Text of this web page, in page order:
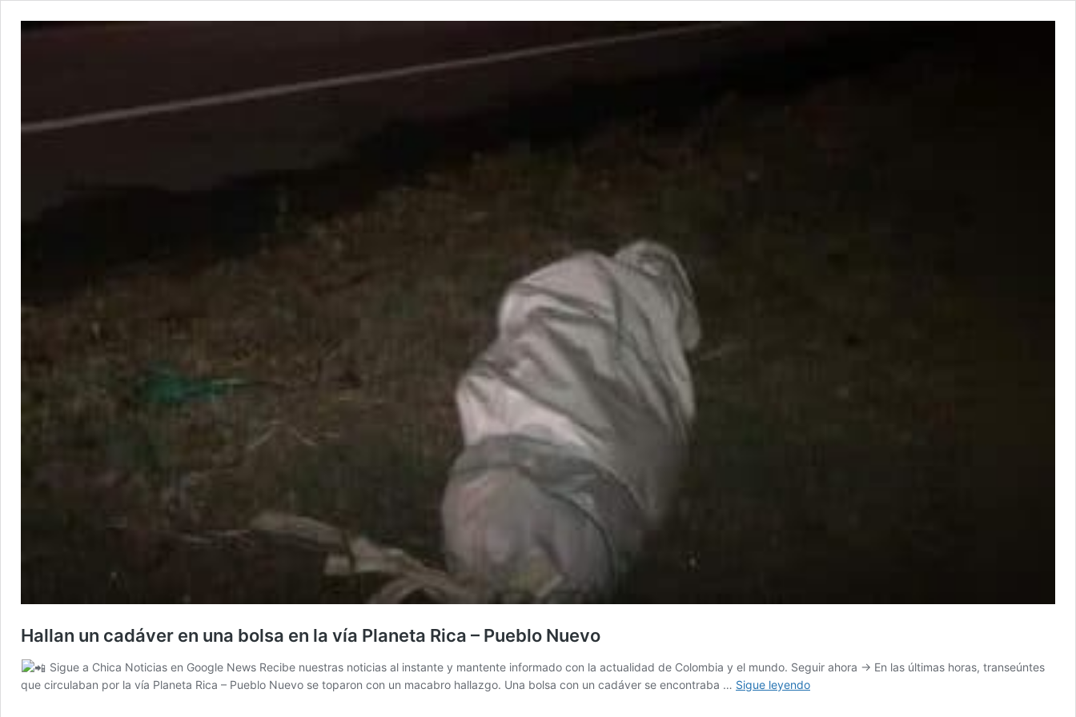
Hallan un cadáver en una bolsa en la vía Planeta Rica – Pueblo Nuevo
Sigue a Chica Noticias en Google News Recibe nuestras noticias al instante y mantente informado con la actualidad de Colombia y el mundo. Seguir ahora → En las últimas horas, transeúntes
que circulaban por la vía Planeta Rica – Pueblo Nuevo se toparon con un macabro hallazgo. Una bolsa con un cadáver se encontraba … Sigue leyendoHallan